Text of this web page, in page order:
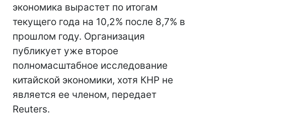
экономика вырастет по итогам
текущего года на 10,2% после 8,7% в
прошлом году. Организация
публикует уже второе
полномасштабное исследование
китайской экономики, хотя КНР не
является ее членом, передает
Reuters.